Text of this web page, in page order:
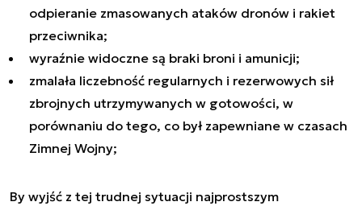
odpieranie zmasowanych ataków dronów i rakiet
przeciwnika;
wyraźnie widoczne są braki broni i amunicji;
zmalała liczebność regularnych i rezerwowych sił
zbrojnych utrzymywanych w gotowości, w
porównaniu do tego, co był zapewniane w czasach
Zimnej Wojny;
By wyjść z tej trudnej sytuacji najprostszym